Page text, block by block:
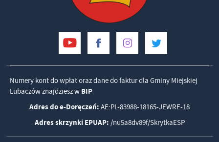
Numery kont do wpłat oraz dane do faktur dla Gminy Miejskiej
Lubaczów znajdziesz w BIP
Adres do e-Doręczeń: AE:PL-83988-18165-JEWRE-18
Adres skrzynki EPUAP: /nu5a8dv89f/SkrytkaESP